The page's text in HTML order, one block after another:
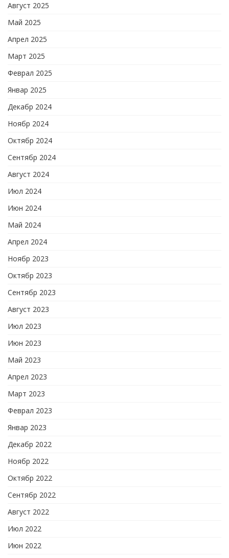
Август 2025
Май 2025
Апрел 2025
Март 2025
Феврал 2025
Январ 2025
Декабр 2024
Ноябр 2024
Октябр 2024
Сентябр 2024
Август 2024
Июл 2024
Июн 2024
Май 2024
Апрел 2024
Ноябр 2023
Октябр 2023
Сентябр 2023
Август 2023
Июл 2023
Июн 2023
Май 2023
Апрел 2023
Март 2023
Феврал 2023
Январ 2023
Декабр 2022
Ноябр 2022
Октябр 2022
Сентябр 2022
Август 2022
Июл 2022
Июн 2022